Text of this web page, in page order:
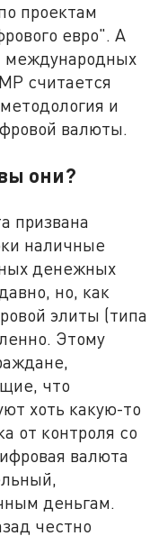
проектам
евро". А
международных
считается
и
валюты.
они?
призвана
наличные
денежных
но, как
элиты (типа
Этому
что
хоть какую-то
от контроля со
валюта
деньгам.
честно